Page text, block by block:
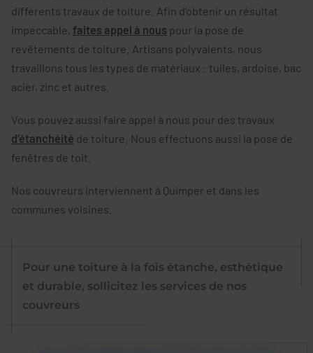
différents travaux de toiture. Afin d’obtenir un résultat
impeccable, faites appel à nous pour la pose de
revêtements de toiture. Artisans polyvalents, nous
travaillons tous les types de matériaux : tuiles, ardoise, bac
acier, zinc et autres.
Vous pouvez aussi faire appel à nous pour des travaux
d’étanchéité de toiture. Nous effectuons aussi la pose de
fenêtres de toit.
Nos couvreurs interviennent à Quimper et dans les
communes voisines.
Pour une toiture à la fois étanche, esthétique
et durable, sollicitez les services de nos
couvreurs